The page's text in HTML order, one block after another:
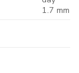
1.7 mm